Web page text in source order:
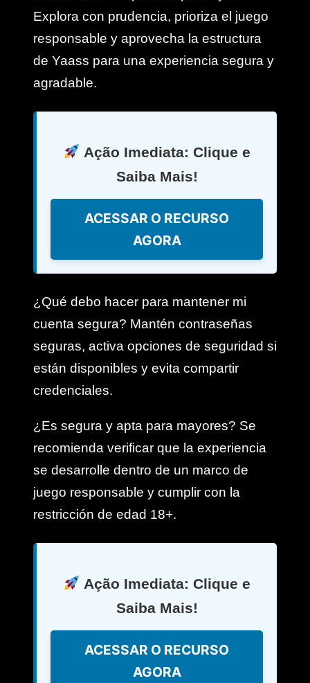
Explora con prudencia, prioriza el juego
responsable y aprovecha la estructura
de Yaass para una experiencia segura y
agradable.
Ação Imediata: Clique e
Saiba Mais!
ACESSAR O RECURSO
AGORA
¿Qué debo hacer para mantener mi
cuenta segura? Mantén contraseñas
seguras, activa opciones de seguridad si
están disponibles y evita compartir
credenciales.
¿Es segura y apta para mayores? Se
recomienda verificar que la experiencia
se desarrolle dentro de un marco de
juego responsable y cumplir con la
restricción de edad 18+.
Ação Imediata: Clique e
Saiba Mais!
ACESSAR O RECURSO
AGORA